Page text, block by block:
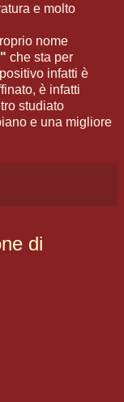
e molto
nome
che sta per
infatti è
è infatti
studiato
e una migliore
di